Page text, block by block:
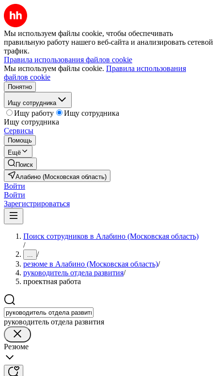
Мы используем файлы cookie, чтобы обеспечивать
правильную работу нашего веб-сайта и анализировать сетевой
трафик.
Правила использования файлов cookie
Мы используем файлы cookie. Правила использования
файлов cookie
Понятно
Ищу сотрудника
Ищу работу
Ищу сотрудника
Ищу сотрудника
Сервисы
Помощь
Ещё
Поиск
Алабино (Московская область)
Войти
Войти
Зарегистрироваться
Поиск сотрудников в Алабино (Московская область)
/
... /
резюме в Алабино (Московская область)/
руководитель отдела развития/
проектная работа
руководитель отдела развития
Резюме